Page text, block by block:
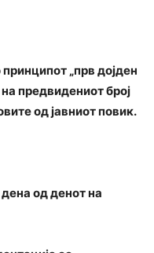
„прв дојден
предвидениот број
од јавниот повик.
од денот на